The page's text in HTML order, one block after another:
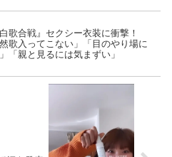
白歌合戦』セクシー衣装に衝撃！
然歌入ってこない」「目のやり場に
「親と見るには気まずい」